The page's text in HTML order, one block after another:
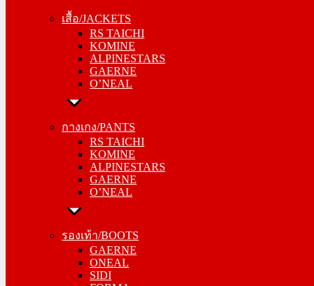
เสื้อ/JACKETS
RS TAICHI
KOMINE
ALPINESTARS
GAERNE
O’NEAL
กางเกง/PANTS
RS TAICHI
KOMINE
ALPINESTARS
GAERNE
O’NEAL
รองเท้า/BOOTS
GAERNE
ONEAL
SIDI
KOMINE
ALPINESTARS
GAERNE
O’NEAL
กางเกง/PANTS
KOMINE
ALPINESTARS
GAERNE
O’NEAL
รองเท้า/BOOTS
ONEAL
SIDI
FORMA
XPD SPIDI